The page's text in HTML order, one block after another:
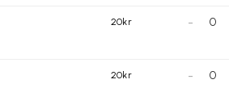
20kr -
20kr -